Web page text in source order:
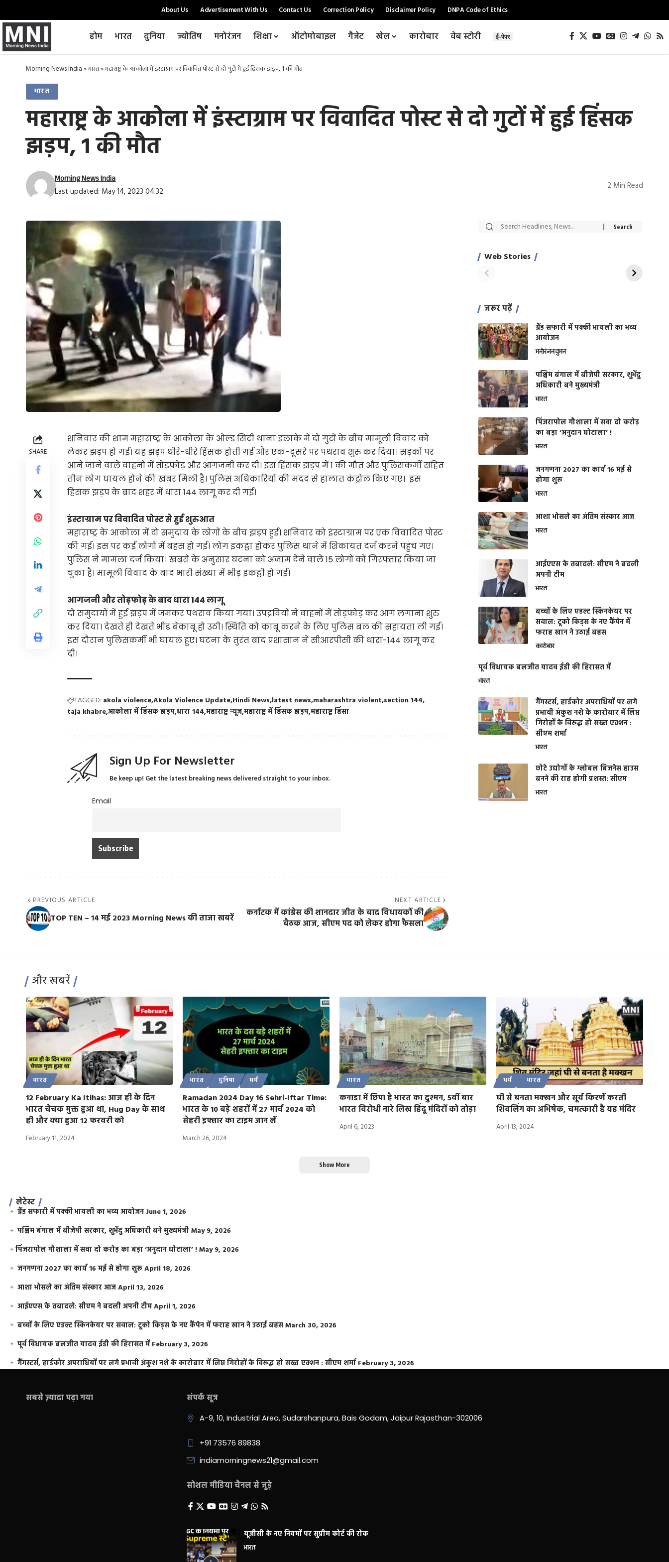
About Us Advertisement With Us Contact Us Correction Policy Disclaimer Policy DNPA Code of Ethics
होम भारत दुनिया ज्योतिष मनोरंजन शिक्षा ऑटोमोबाइल गैजेट खेल कारोबार वेब स्टोरी ई-पेपर
Morning News India»भारत»महाराष्ट्र के आकोला में इंस्टाग्राम पर विवादित पोस्ट से दो गुटों में हुई हिंसक झड़प, 1 की मौत
भारत
महाराष्ट्र के आकोला में इंस्टाग्राम पर विवादित पोस्ट से दो गुटों में हुई हिंसक
झड़प, 1 की मौत
Last updated: May 14, 2023 04:32
Morning News India 2 Min Read
SHARE
शनिवार की शाम महाराष्ट्र के आकोला के ओल्ड सिटी थाना इलाके में दो गुटों के बीच मामूली विवाद को
लेकर झड़प हो गई। यह झड़प धीरे-धीरे हिंसक होती गई और एक-दूसरे पर पथराव शुरु कर दिया। सड़कों पर
आने जाने वाले वाहनों में तोड़फोड़ और आगजनी कर दी। इस हिंसक झड़प में 1 की मौत और पुलिसकर्मी सहित
तीन लोग घायल होने की खबर मिली है। पुलिस अधिकारियों की मदद से हालात कंट्रोल किए गए। इस
हिंसक झड़प के बाद शहर में धारा 144 लागू कर दी गई।
इंस्टाग्राम पर विवादित पोस्ट से हुई शुरुआत
महाराष्ट्र के आकोला में दो समुदाय के लोगों के बीच झड़प हुई। शनिवार को इंस्टाग्राम पर एक विवादित पोस्ट
की गई। इस पर कई लोगों में बहस हो गई। लोग इकट्ठा होकर पुलिस थाने में शिकायत दर्ज करने पहुंच गए।
पुलिस ने मामला दर्ज किया। खबरों के अनुसार घटना को अंजाम देने वाले 15 लोगों को गिरफ्तार किया जा
चुका है। मामूली विवाद के बाद भारी संख्या में भीड़ इकट्ठी हो गई।
आगजनी और तोड़फोड़ के बाद धारा 144 लागू
दो समुदायों में हुई झड़प में जमकर पथराव किया गया। उपद्रवियों ने वाहनों में तोड़फोड़ कर आग लगाना शुरु
कर दिया। देखते ही देखते भीड़ बेकाबू हो उठी। स्थिति को काबू करने के लिए पुलिस बल की सहायता ली गई।
इस दौरान पुलिसकर्मी भी घायल हुए। घटना के तुरंत बाद प्रशासान ने सीआरपीसी की धारा-144 लागू कर
दी।
TAGGED: akola violenceAkola Violence Update Hindi News latest news maharashtra violent section 144
taja khabreआकोला में हिंसक झड़पधारा 144महाराष्ट्र न्यूजमहाराष्ट्र में हिंसक झड़पमहाराष्ट्र हिंसा
Sign Up For Newsletter
Be keep up! Get the latest breaking news delivered straight to your inbox.
Email
PREVIOUS ARTICLE
TOP TEN – 14 मई 2023 Morning News की ताजा खबरें
NEXT ARTICLE
कर्नाटक में कांग्रेस की शानदार जीत के बाद विधायकों की
बैठक आज, सीएम पद को लेकर होगा फैसला
Web Stories
सट्टेबाजी में अरेस्ट हुए
साहिल खान
रोज एक कच्चे लहसुन
जरूर पढ़ें
ग्रैंड सफारी में पक्की भायली का भव्य
आयोजन
मनोरंजनवुमन
पश्चिम बंगाल में बीजेपी सरकार, शुभेंदु
अधिकारी बने मुख्यमंत्री
भारत
​पिंजरापोल गौशाला में सवा दो करोड़
का बड़ा ‘अनुदान घोटाला’ !
भारत
जनगणना 2027 का कार्य 16 मई से
होगा शुरू
भारत
आशा भोसले का अंतिम संस्कार आज
भारत
आईएएस के तबादले: सीएम ने बदली
अपनी टीम
भारत
बच्चों के लिए एडल्ट स्किनकेयर पर
सवाल: टूको किड्स के नए कैंपेन में
फराह खान ने उठाई बहस
कारोबार
पूर्व विधायक बलजीत यादव ईडी की हिरासत में
भारत
गैंगस्टर्स, हार्डकोर अपराधियों पर लगे
प्रभावी अंकुश नशे के कारोबार में लिप्त
गिरोहों के विरूद्ध हो सख्त एक्शन :
सीएम शर्मा
भारत
छोटे उद्योगों के ग्लोबल बिजनेस हाउस
बनने की राह होगी प्रशस्त: सीएम
भारत
और खबरें
भारत
12 February Ka Itihas: आज ही के दिन
भारत चेचक मुक्त हुआ था, Hug Day के साथ
ही और क्या हुआ 12 फरवरी को
February 11, 2024
भारत दुनिया धर्म
Ramadan 2024 Day 16 Sehri-Iftar Time:
भारत के 10 बड़े शहरों में 27 मार्च 2024 को
सेहरी इफ्तार का टाइम जान लें
March 26, 2024
भारत
कनाडा में छिपा है भारत का दुश्मन, 5वीं बार
भारत विरोधी नारे लिख हिंदू मंदिरों को तोड़ा
April 6, 2023
धर्म भारत
घी से बनता मक्खन और सूर्य किरणें करती
शिवलिंग का अभिषेक, चमत्कारी है यह मंदिर
April 13, 2024
Show More
लेटेस्ट
ग्रैंड सफारी में पक्की भायली का भव्य आयोजन June 1, 2026
पश्चिम बंगाल में बीजेपी सरकार, शुभेंदु अधिकारी बने मुख्यमंत्रीMay 9, 2026
​पिंजरापोल गौशाला में सवा दो करोड़ का बड़ा ‘अनुदान घोटाला’ !May 9, 2026
जनगणना 2027 का कार्य 16 मई से होगा शुरूApril 18, 2026
आशा भोसले का अंतिम संस्कार आजApril 13, 2026
आईएएस के तबादले: सीएम ने बदली अपनी टीमApril 1, 2026
बच्चों के लिए एडल्ट स्किनकेयर पर सवाल: टूको किड्स के नए कैंपेन में फराह खान ने उठाई बहसMarch 30, 2026
पूर्व विधायक बलजीत यादव ईडी की हिरासत में February 3, 2026
गैंगस्टर्स, हार्डकोर अपराधियों पर लगे प्रभावी अंकुश नशे के कारोबार में लिप्त गिरोहों के विरूद्ध हो सख्त एक्शन : सीएम शर्मा February 3, 2026
सबसे ज़्यादा पढ़ा गया संपर्क सूत्र
A-9, 10, Industrial Area, Sudarshanpura, Bais Godam, Jaipur Rajasthan-302006
+91 73576 89838
indiamorningnews21@gmail.com
सोशल मीडिया चैनल से जुड़े
यूजीसी के नए नियमों पर सुप्रीम कोर्ट की रोक
भारत